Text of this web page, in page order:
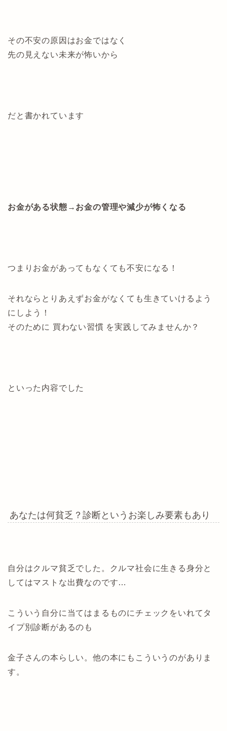
その不安の原因はお金ではなく
先の見えない未来が怖いから
だと書かれています
お金がある状態→お金の管理や減少が怖くなる
つまりお金があってもなくても不安になる！
それならとりあえずお金がなくても生きていけるよう
にしよう！
そのために 買わない習慣 を実践してみませんか？
といった内容でした
あなたは何貧乏？診断というお楽しみ要素もあり
自分はクルマ貧乏でした。クルマ社会に生きる身分と
してはマストな出費なのです…
こういう自分に当てはまるものにチェックをいれてタ
イプ別診断があるのも
金子さんの本らしい。他の本にもこういうのがありま
す。